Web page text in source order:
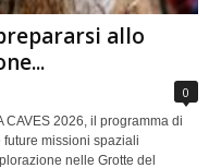
allo
0
2026, il programma di
missioni spaziali
nelle Grotte del